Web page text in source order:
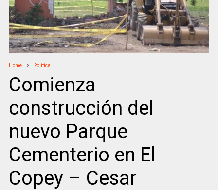
Home Politica
Comienza
construcción del
nuevo Parque
Cementerio en El
Copey – Cesar